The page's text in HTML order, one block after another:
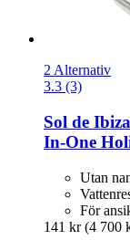
2 Alternativ
3.3 (3)
Sol de Ibiza
In-​One
Utan
För
141 kr (4 700